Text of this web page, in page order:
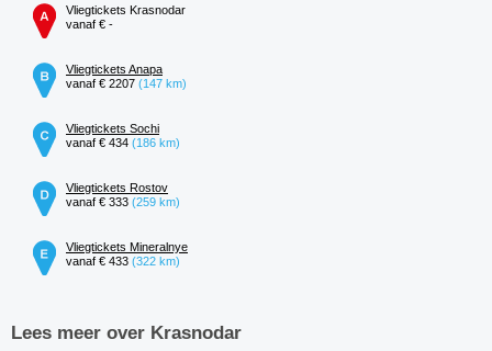
Vliegtickets Krasnodar
vanaf € -
Vliegtickets Anapa
vanaf € 2207 (147 km)
Vliegtickets Sochi
vanaf € 434 (186 km)
Vliegtickets Rostov
vanaf € 333 (259 km)
Vliegtickets Mineralnye
vanaf € 433 (322 km)
Lees meer over Krasnodar